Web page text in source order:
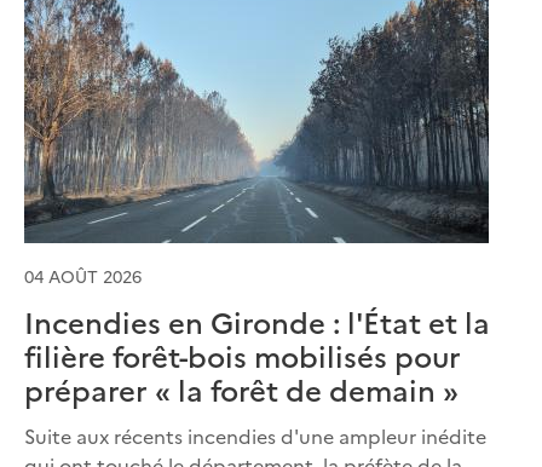
04 AOÛT 2026
Incendies en Gironde : l'État et la
filière forêt-bois mobilisés pour
préparer « la forêt de demain »
Suite aux récents incendies d'une ampleur inédite